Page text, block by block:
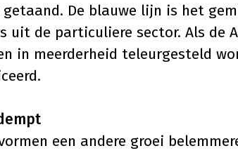
De blauwe lijn is het
uit de particuliere sector. Als de
in meerderheid teleurgesteld
een andere groei